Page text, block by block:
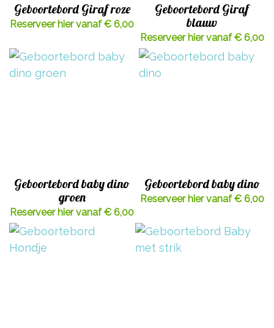
Geboortebord Giraf roze
Reserveer hier vanaf € 6,00
Geboortebord Giraf
blauw
Reserveer hier vanaf € 6,00
Geboortebord baby dino
groen
Reserveer hier vanaf € 6,00
Geboortebord baby dino
Reserveer hier vanaf € 6,00